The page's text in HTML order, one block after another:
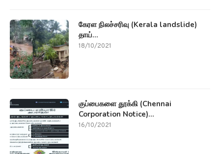
கேரள நிலச்சரிவு (Kerala landslide)
தாய்...
18/10/2021
குப்பைகளை தூக்கி (Chennai
Corporation Notice)...
16/10/2021